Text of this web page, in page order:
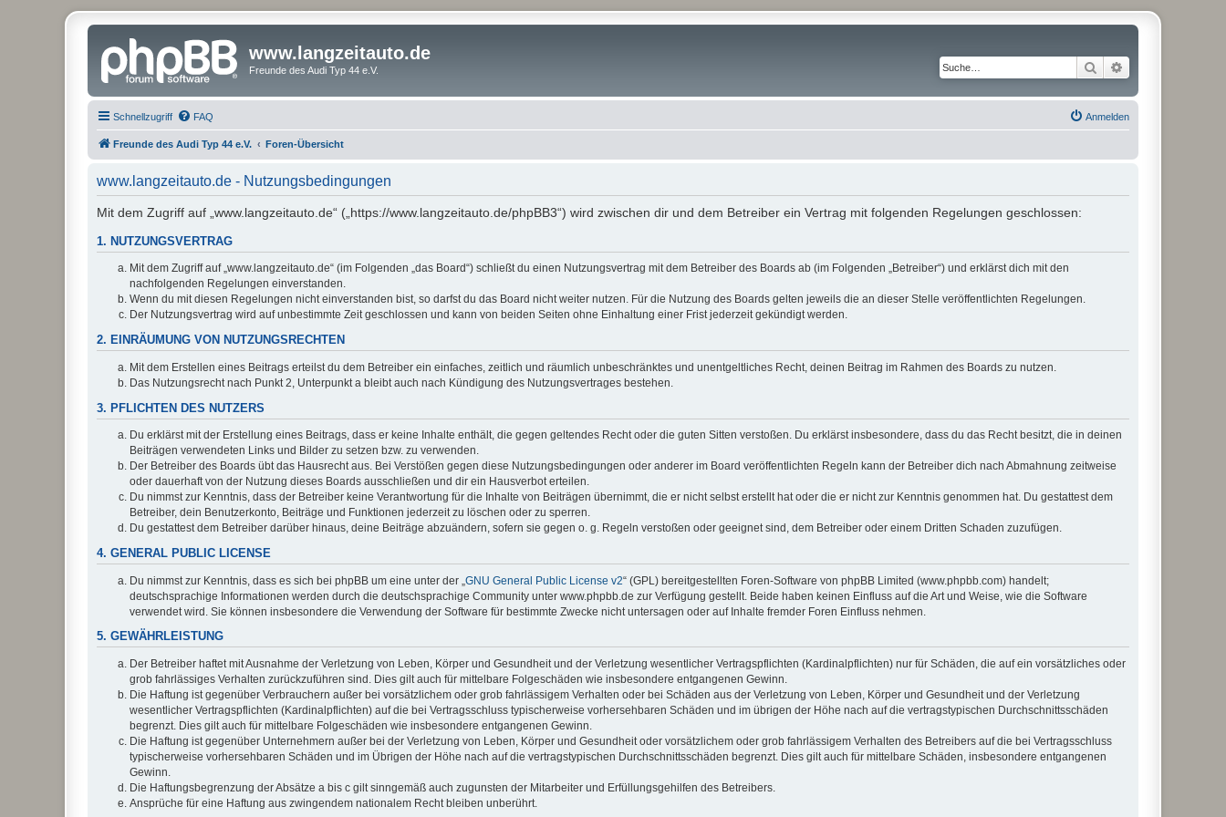
www.langzeitauto.de
Freunde des Audi Typ 44 e.V. Suche
Schnellzugriff FAQ Anmelden
Freunde des Audi Typ 44 e.V. Foren-Übersicht
www.langzeitauto.de - Nutzungsbedingungen
Mit dem Zugriff auf „www.langzeitauto.de“ („https://www.langzeitauto.de/phpBB3“) wird zwischen dir und dem Betreiber ein Vertrag mit folgenden Regelungen geschlossen:
1. NUTZUNGSVERTRAG
Mit dem Zugriff auf „www.langzeitauto.de“ (im Folgenden „das Board“) schließt du einen Nutzungsvertrag mit dem Betreiber des Boards ab (im Folgenden „Betreiber“) und erklärst dich mit den
nachfolgenden Regelungen einverstanden.
Wenn du mit diesen Regelungen nicht einverstanden bist, so darfst du das Board nicht weiter nutzen. Für die Nutzung des Boards gelten jeweils die an dieser Stelle veröffentlichten Regelungen.
Der Nutzungsvertrag wird auf unbestimmte Zeit geschlossen und kann von beiden Seiten ohne Einhaltung einer Frist jederzeit gekündigt werden.
2. EINRÄUMUNG VON NUTZUNGSRECHTEN
Mit dem Erstellen eines Beitrags erteilst du dem Betreiber ein einfaches, zeitlich und räumlich unbeschränktes und unentgeltliches Recht, deinen Beitrag im Rahmen des Boards zu nutzen.
Das Nutzungsrecht nach Punkt 2, Unterpunkt a bleibt auch nach Kündigung des Nutzungsvertrages bestehen.
3. PFLICHTEN DES NUTZERS
Du erklärst mit der Erstellung eines Beitrags, dass er keine Inhalte enthält, die gegen geltendes Recht oder die guten Sitten verstoßen. Du erklärst insbesondere, dass du das Recht besitzt, die in deinen
Beiträgen verwendeten Links und Bilder zu setzen bzw. zu verwenden.
Der Betreiber des Boards übt das Hausrecht aus. Bei Verstößen gegen diese Nutzungsbedingungen oder anderer im Board veröffentlichten Regeln kann der Betreiber dich nach Abmahnung zeitweise
oder dauerhaft von der Nutzung dieses Boards ausschließen und dir ein Hausverbot erteilen.
Du nimmst zur Kenntnis, dass der Betreiber keine Verantwortung für die Inhalte von Beiträgen übernimmt, die er nicht selbst erstellt hat oder die er nicht zur Kenntnis genommen hat. Du gestattest dem
Betreiber, dein Benutzerkonto, Beiträge und Funktionen jederzeit zu löschen oder zu sperren.
Du gestattest dem Betreiber darüber hinaus, deine Beiträge abzuändern, sofern sie gegen o. g. Regeln verstoßen oder geeignet sind, dem Betreiber oder einem Dritten Schaden zuzufügen.
4. GENERAL PUBLIC LICENSE
Du nimmst zur Kenntnis, dass es sich bei phpBB um eine unter der „ GNU General Public License v2“ (GPL) bereitgestellten Foren-Software von phpBB Limited (www.phpbb.com) handelt;
deutschsprachige Informationen werden durch die deutschsprachige Community unter www.phpbb.de zur Verfügung gestellt. Beide haben keinen Einfluss auf die Art und Weise, wie die Software
verwendet wird. Sie können insbesondere die Verwendung der Software für bestimmte Zwecke nicht untersagen oder auf Inhalte fremder Foren Einfluss nehmen.
5. GEWÄHRLEISTUNG
Der Betreiber haftet mit Ausnahme der Verletzung von Leben, Körper und Gesundheit und der Verletzung wesentlicher Vertragspflichten (Kardinalpflichten) nur für Schäden, die auf ein vorsätzliches oder
grob fahrlässiges Verhalten zurückzuführen sind. Dies gilt auch für mittelbare Folgeschäden wie insbesondere entgangenen Gewinn.
Die Haftung ist gegenüber Verbrauchern außer bei vorsätzlichem oder grob fahrlässigem Verhalten oder bei Schäden aus der Verletzung von Leben, Körper und Gesundheit und der Verletzung
wesentlicher Vertragspflichten (Kardinalpflichten) auf die bei Vertragsschluss typischerweise vorhersehbaren Schäden und im übrigen der Höhe nach auf die vertragstypischen Durchschnittsschäden
begrenzt. Dies gilt auch für mittelbare Folgeschäden wie insbesondere entgangenen Gewinn.
Die Haftung ist gegenüber Unternehmern außer bei der Verletzung von Leben, Körper und Gesundheit oder vorsätzlichem oder grob fahrlässigem Verhalten des Betreibers auf die bei Vertragsschluss
typischerweise vorhersehbaren Schäden und im Übrigen der Höhe nach auf die vertragstypischen Durchschnittsschäden begrenzt. Dies gilt auch für mittelbare Schäden, insbesondere entgangenen
Gewinn.
Die Haftungsbegrenzung der Absätze a bis c gilt sinngemäß auch zugunsten der Mitarbeiter und Erfüllungsgehilfen des Betreibers.
Ansprüche für eine Haftung aus zwingendem nationalem Recht bleiben unberührt.